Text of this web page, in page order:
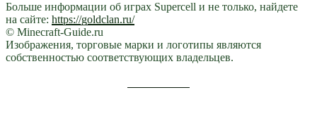
Больше информации об играх Supercell и не только, найдете
на сайте: https://goldclan.ru/
© Minecraft-Guide.ru
Изображения, торговые марки и логотипы являются
собственностью соответствующих владельцев.